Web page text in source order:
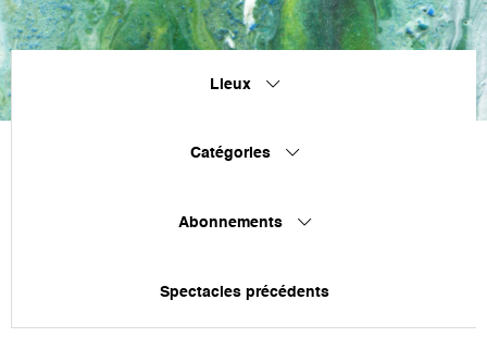
Lieux
Catégories
Abonnements
Spectacles précédents